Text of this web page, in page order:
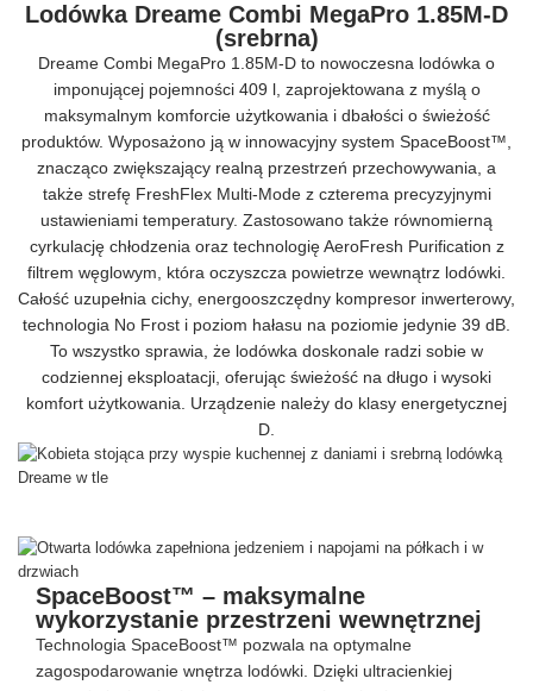
Lodówka Dreame Combi MegaPro 1.85M-D
(srebrna)
Dreame Combi MegaPro 1.85M-D to nowoczesna lodówka o
imponującej pojemności 409 l, zaprojektowana z myślą o
maksymalnym komforcie użytkowania i dbałości o świeżość
produktów. Wyposażono ją w innowacyjny system SpaceBoost™,
znacząco zwiększający realną przestrzeń przechowywania, a
także strefę FreshFlex Multi-Mode z czterema precyzyjnymi
ustawieniami temperatury. Zastosowano także równomierną
cyrkulację chłodzenia oraz technologię AeroFresh Purification z
filtrem węglowym, która oczyszcza powietrze wewnątrz lodówki.
Całość uzupełnia cichy, energooszczędny kompresor inwerterowy,
technologia No Frost i poziom hałasu na poziomie jedynie 39 dB.
To wszystko sprawia, że lodówka doskonale radzi sobie w
codziennej eksploatacji, oferując świeżość na długo i wysoki
komfort użytkowania. Urządzenie należy do klasy energetycznej
D.
SpaceBoost™ – maksymalne
wykorzystanie przestrzeni wewnętrznej
Technologia SpaceBoost™ pozwala na optymalne
zagospodarowanie wnętrza lodówki. Dzięki ultracienkiej